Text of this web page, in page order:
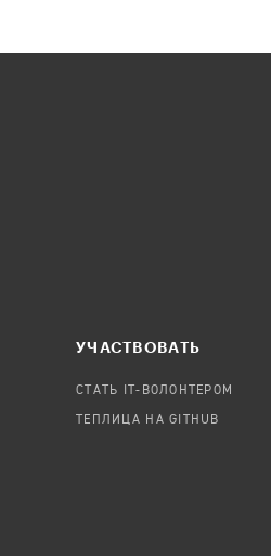
УЧАСТВОВАТЬ
СТАТЬ IT-ВОЛОНТЕРОМ
ТЕПЛИЦА НА GITHUB